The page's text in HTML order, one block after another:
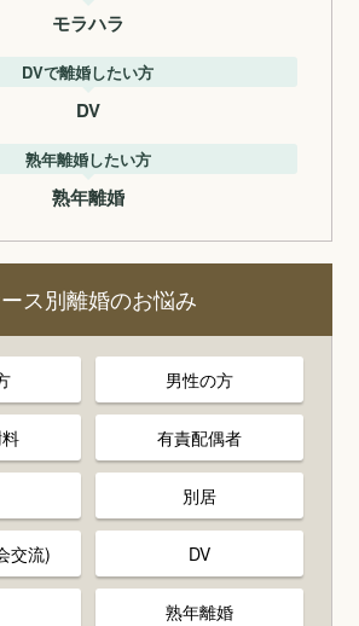
モラハラ
DVで離婚したい方
DV
熟年離婚したい方
熟年離婚
ス別離婚のお悩み
男性の方
有責配偶者
別居
交流) DV
熟年離婚